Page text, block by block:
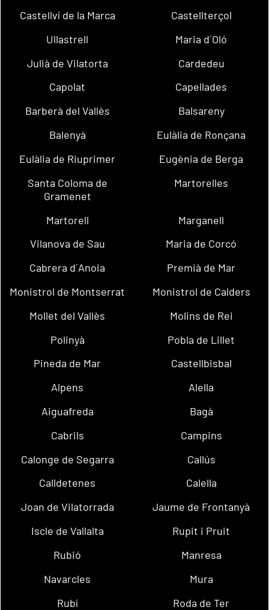
Castellví de la Marca
Castellterçol
Ullastrell
Maria d´Oló
Julià de Vilatorta
Cardedeu
Capolat
Capellades
Barberà del Vallès
Balsareny
Balenyà
Eulàlia de Ronçana
Eulàlia de Riuprimer
Eugènia de Berga
Santa Coloma de
Gramenet
Martorelles
Martorell
Marganell
Vilanova de Sau
Maria de Corcó
Cabrera d´Anoia
Premià de Mar
Monistrol de Montserrat
Monistrol de Calders
Mollet del Vallès
Molins de Rei
Polinyà
Pobla de Lillet
Pineda de Mar
Castellbisbal
Alpens
Alella
Aiguafreda
Bagà
Cabrils
Campins
Calonge de Segarra
Callús
Calldetenes
Calella
Joan de Vilatorrada
Jaume de Frontanyà
Iscle de Vallalta
Rupit i Pruit
Rubió
Manresa
Navarcles
Mura
Rubí
Roda de Ter